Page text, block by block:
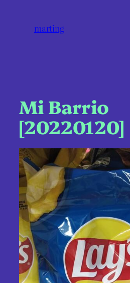
marting
Mi Barrio
[20220120]